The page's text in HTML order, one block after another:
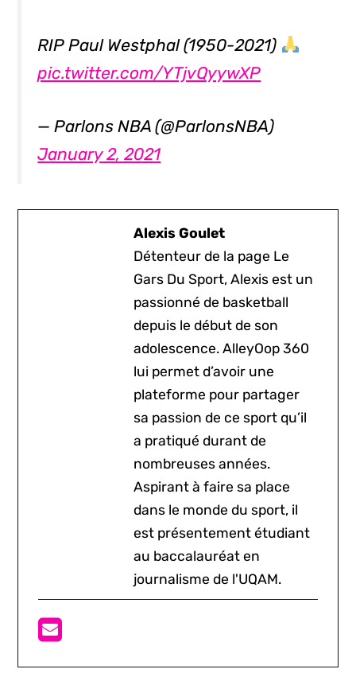
RIP Paul Westphal (1950-2021)
pic.twitter.com/YTjvQyywXP
— Parlons NBA (@ParlonsNBA)
January 2, 2021
Alexis Goulet
Détenteur de la page Le
Gars Du Sport, Alexis est un
passionné de basketball
depuis le début de son
adolescence. AlleyOop 360
lui permet d’avoir une
plateforme pour partager
sa passion de ce sport qu’il
a pratiqué durant de
nombreuses années.
Aspirant à faire sa place
dans le monde du sport, il
est présentement étudiant
au baccalauréat en
journalisme de l'UQAM.